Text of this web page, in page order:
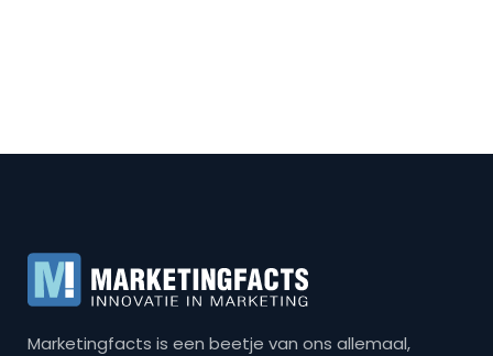
Marketingfacts is een beetje van ons allemaal,